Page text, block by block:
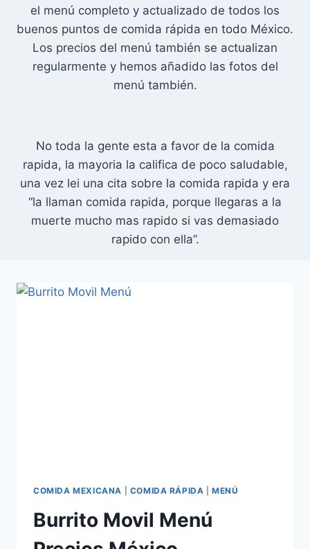
el menú completo y actualizado de todos los
buenos puntos de comida rápida en todo México.
Los precios del menú también se actualizan
regularmente y hemos añadido las fotos del
menú también.
No toda la gente esta a favor de la comida
rapida, la mayoria la califica de poco saludable,
una vez lei una cita sobre la comida rapida y era
“la llaman comida rapida, porque llegaras a la
muerte mucho mas rapido si vas demasiado
rapido con ella”.
COMIDA MEXICANA COMIDA RÁPIDA |MENÚ
Burrito Movil Menú